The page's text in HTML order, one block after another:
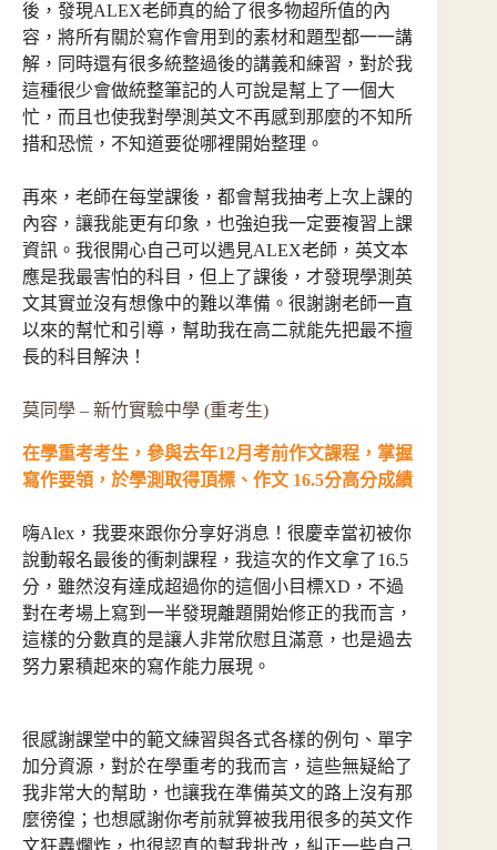
後，發現ALEX老師真的給了很多物超所值的內
容，將所有關於寫作會用到的素材和題型都一一講
解，同時還有很多統整過後的講義和練習，對於我
這種很少會做統整筆記的人可說是幫上了一個大
忙，而且也使我對學測英文不再感到那麼的不知所
措和恐慌，不知道要從哪裡開始整理。
再來，老師在每堂課後，都會幫我抽考上次上課的
內容，讓我能更有印象，也強迫我一定要複習上課
資訊。我很開心自己可以遇見ALEX老師，英文本
應是我最害怕的科目，但上了課後，才發現學測英
文其實並沒有想像中的難以準備。很謝謝老師一直
以來的幫忙和引導，幫助我在高二就能先把最不擅
長的科目解決！
莫同學 – 新竹實驗中學 (重考生)
在學重考考生，參與去年12月考前作文課程，掌握
寫作要領，於學測取得頂標、作文 16.5分高分成績
嗨Alex，我要來跟你分享好消息！很慶幸當初被你
說動報名最後的衝刺課程，我這次的作文拿了16.5
分，雖然沒有達成超過你的這個小目標XD，不過
對在考場上寫到一半發現離題開始修正的我而言，
這樣的分數真的是讓人非常欣慰且滿意，也是過去
努力累積起來的寫作能力展現。
很感謝課堂中的範文練習與各式各樣的例句、單字
加分資源，對於在學重考的我而言，這些無疑給了
我非常大的幫助，也讓我在準備英文的路上沒有那
麼徬徨；也想感謝你考前就算被我用很多的英文作
文狂轟爛炸，也很認真的幫我批改，糾正一些自己